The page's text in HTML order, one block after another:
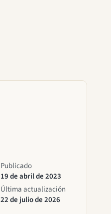
Publicado
19 de abril de 2023
Última actualización
22 de julio de 2026